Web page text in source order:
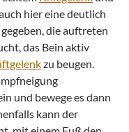
hier eine deutlich
gegeben, die auftreten
das Bein aktiv
zu beugen.
und bewege es dann
kann der